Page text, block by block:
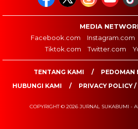
MEDIA
Facebook.com
Instagram.com
Tiktok.com
Twitter.com
TENTANG KAMI
PEDOMAN
HUBUNGI KAMI
PRIVACY POLICY
COPYRIGHT © 2026 JURNAL SUKABUMI -